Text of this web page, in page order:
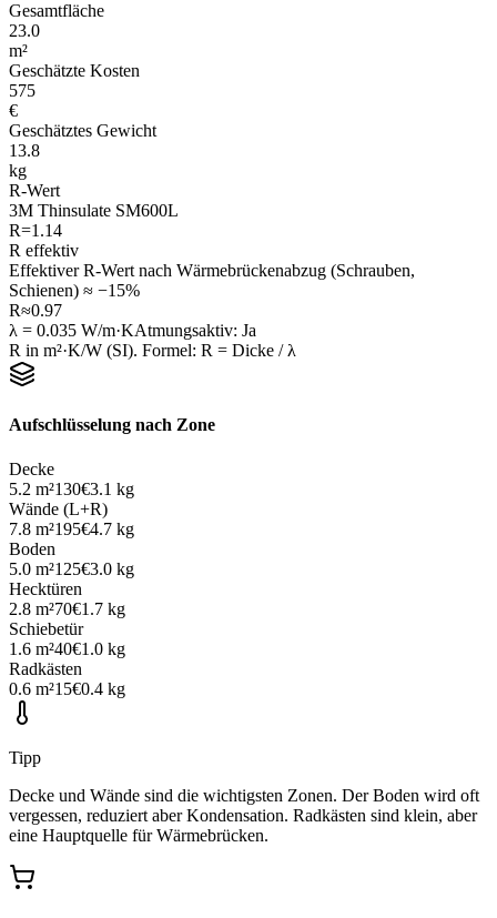
Gesamtfläche
23.0
m²
Geschätzte Kosten
575
€
Geschätztes Gewicht
13.8
kg
R-Wert
3M Thinsulate SM600L
R=1.14
R effektiv
Effektiver R-Wert nach Wärmebrückenabzug (Schrauben,
Schienen) ≈ −15%
R≈0.97
λ = 0.035 W/m·KAtmungsaktiv: Ja
R in m²·K/W (SI). Formel: R = Dicke / λ
Aufschlüsselung nach Zone
Decke
5.2 m²130€3.1 kg
Wände (L+R)
7.8 m²195€4.7 kg
Boden
5.0 m²125€3.0 kg
Hecktüren
2.8 m²70€1.7 kg
Schiebetür
1.6 m²40€1.0 kg
Radkästen
0.6 m²15€0.4 kg
Tipp
Decke und Wände sind die wichtigsten Zonen. Der Boden wird oft
vergessen, reduziert aber Kondensation. Radkästen sind klein, aber
eine Hauptquelle für Wärmebrücken.